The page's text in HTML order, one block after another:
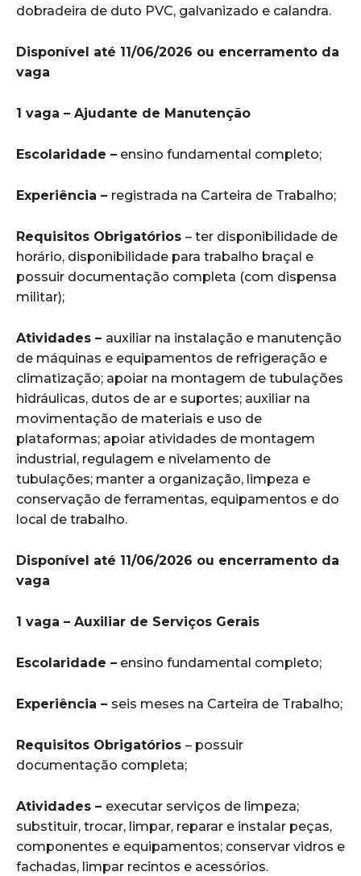
dobradeira de duto PVC, galvanizado e calandra.
Disponível até 11/06/2026 ou encerramento da
vaga
1 vaga – Ajudante de Manutenção
Escolaridade – ensino fundamental completo;
Experiência – registrada na Carteira de Trabalho;
Requisitos Obrigatórios – ter disponibilidade de
horário, disponibilidade para trabalho braçal e
possuir documentação completa (com dispensa
militar);
Atividades – auxiliar na instalação e manutenção
de máquinas e equipamentos de refrigeração e
climatização; apoiar na montagem de tubulações
hidráulicas, dutos de ar e suportes; auxiliar na
movimentação de materiais e uso de
plataformas; apoiar atividades de montagem
industrial, regulagem e nivelamento de
tubulações; manter a organização, limpeza e
conservação de ferramentas, equipamentos e do
local de trabalho.
Disponível até 11/06/2026 ou encerramento da
vaga
1 vaga – Auxiliar de Serviços Gerais
Escolaridade – ensino fundamental completo;
Experiência – seis meses na Carteira de Trabalho;
Requisitos Obrigatórios – possuir
documentação completa;
Atividades – executar serviços de limpeza;
substituir, trocar, limpar, reparar e instalar peças,
componentes e equipamentos; conservar vidros e
fachadas, limpar recintos e acessórios.